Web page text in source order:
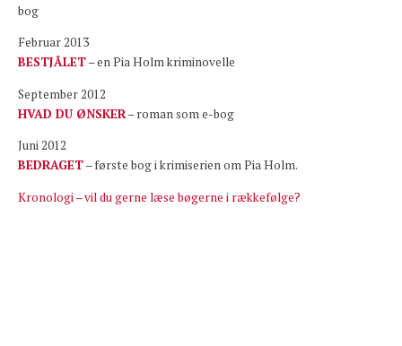
bog
Februar 2013
BESTJÅLET– en Pia Holm kriminovelle
September 2012
HVAD DU ØNSKER– roman som e-bog
Juni 2012
BEDRAGET– første bog i krimiserien om Pia Holm.
Kronologi – vil du gerne læse bøgerne i rækkefølge?